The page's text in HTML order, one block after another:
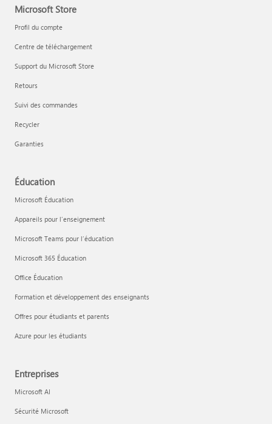
Microsoft Store
Profil du compte
Centre de téléchargement
Support du Microsoft Store
Retours
Suivi des commandes
Recycler
Garanties
Éducation
Microsoft Éducation
Appareils pour l’enseignement
Microsoft Teams pour l’éducation
Microsoft 365 Éducation
Office Éducation
Formation et développement des enseignants
Offres pour étudiants et parents
Azure pour les étudiants
Entreprises
Microsoft AI
Sécurité Microsoft